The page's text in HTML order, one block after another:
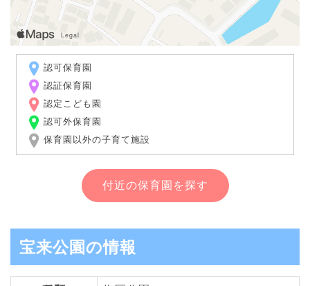
認可保育園
認証保育園
認定こども園
認可外保育園
保育園以外の子育て施設
付近の保育園を探す
宝来公園の情報